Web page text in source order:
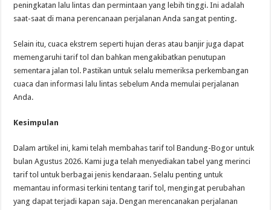
peningkatan lalu lintas dan permintaan yang lebih tinggi. Ini adalah
saat-saat di mana perencanaan perjalanan Anda sangat penting.
Selain itu, cuaca ekstrem seperti hujan deras atau banjir juga dapat
memengaruhi tarif tol dan bahkan mengakibatkan penutupan
sementara jalan tol. Pastikan untuk selalu memeriksa perkembangan
cuaca dan informasi lalu lintas sebelum Anda memulai perjalanan
Anda.
Kesimpulan
Dalam artikel ini, kami telah membahas tarif tol Bandung-Bogor untuk
bulan Agustus 2026. Kami juga telah menyediakan tabel yang merinci
tarif tol untuk berbagai jenis kendaraan. Selalu penting untuk
memantau informasi terkini tentang tarif tol, mengingat perubahan
yang dapat terjadi kapan saja. Dengan merencanakan perjalanan